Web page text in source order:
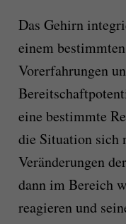
Das Gehirn
einem
Vorerfahrungen
eine bestimmte
die Situation sich
Veränderungen
dann im Bereich
reagieren und